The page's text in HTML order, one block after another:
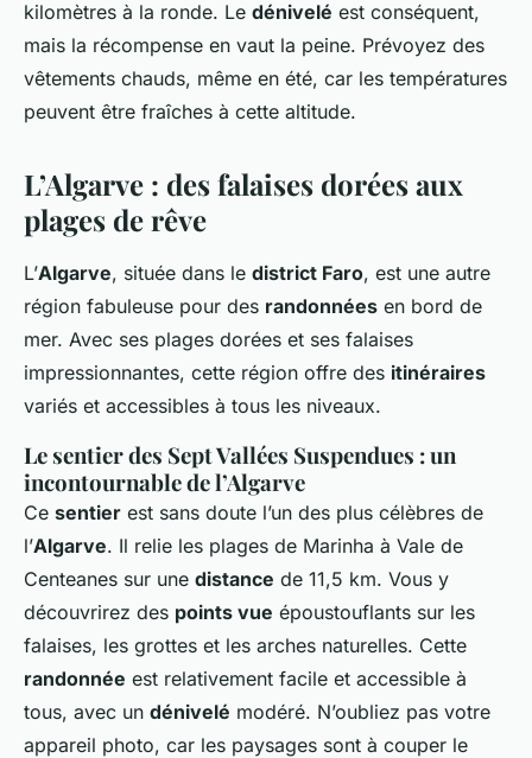
kilomètres à la ronde. Le dénivelé est conséquent,
mais la récompense en vaut la peine. Prévoyez des
vêtements chauds, même en été, car les températures
peuvent être fraîches à cette altitude.
L’Algarve : des falaises dorées aux
plages de rêve
L’Algarve, située dans le district Faro, est une autre
région fabuleuse pour des randonnées en bord de
mer. Avec ses plages dorées et ses falaises
impressionnantes, cette région offre des itinéraires
variés et accessibles à tous les niveaux.
Le sentier des Sept Vallées Suspendues : un
incontournable de l’Algarve
Ce sentier est sans doute l’un des plus célèbres de
l’Algarve. Il relie les plages de Marinha à Vale de
Centeanes sur une distance de 11,5 km. Vous y
découvrirez des points vue époustouflants sur les
falaises, les grottes et les arches naturelles. Cette
randonnée est relativement facile et accessible à
tous, avec un dénivelé modéré. N’oubliez pas votre
appareil photo, car les paysages sont à couper le